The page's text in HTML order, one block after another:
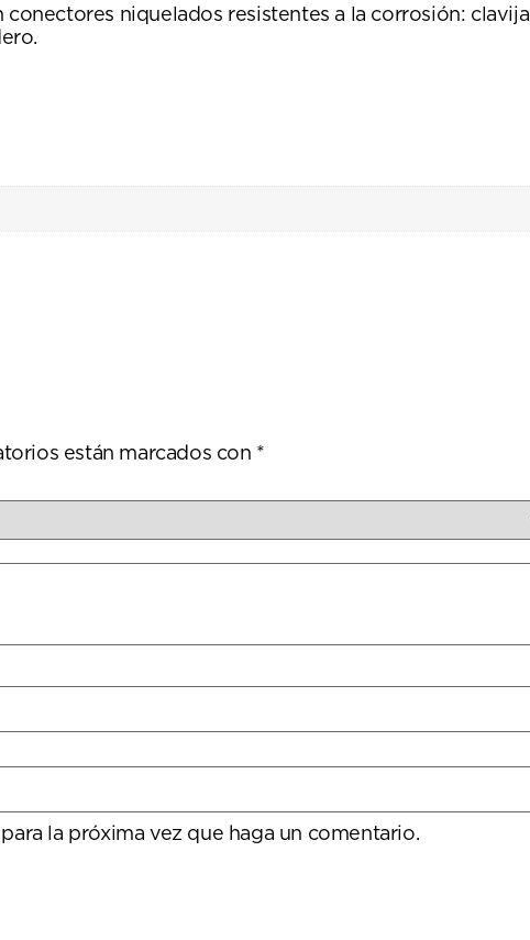
niquelados resistentes a la corrosión: clavija
están marcados con *
la próxima vez que haga un comentario.